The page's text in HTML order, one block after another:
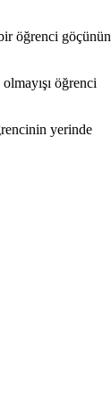
öğrenci göçünün
öğrenci
yerinde